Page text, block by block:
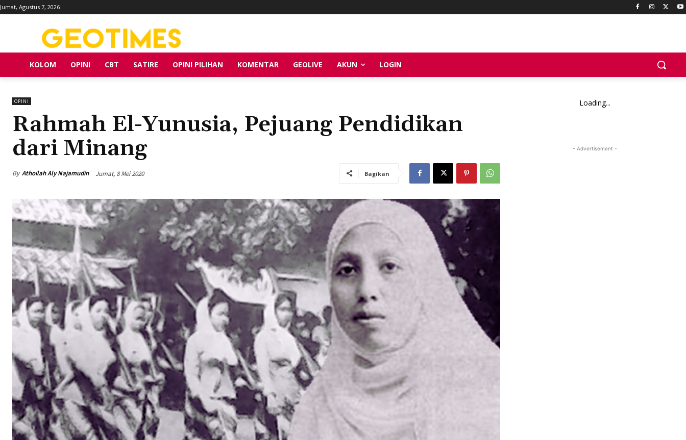
Jumat, Agustus 7, 2026
KOLOM OPINI CBT SATIRE OPINI PILIHAN KOMENTAR GEOLIVE AKUN LOGIN
OPINI
Rahmah El-Yunusia, Pejuang Pendidikan
dari Minang
By Athoilah Aly Najamudin Jumat, 8 Mei 2020 Bagikan
Loading...
- Advertisement -